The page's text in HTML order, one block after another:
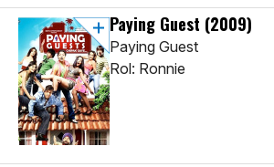
Paying Guest (2009)
Paying Guest
Rol: Ronnie